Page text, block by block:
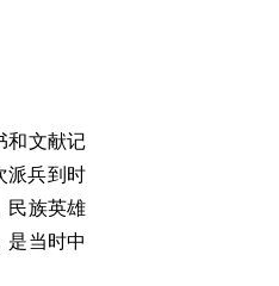
和文献记
派兵到时
民族英雄
是当时中